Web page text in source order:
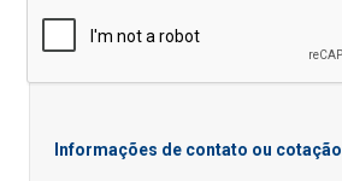
Informações de contato ou cotação